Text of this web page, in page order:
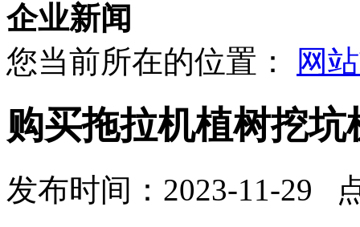
企业新闻
您当前所在的位置：
网
购买拖拉机植树挖
发布时间：2023-11-29